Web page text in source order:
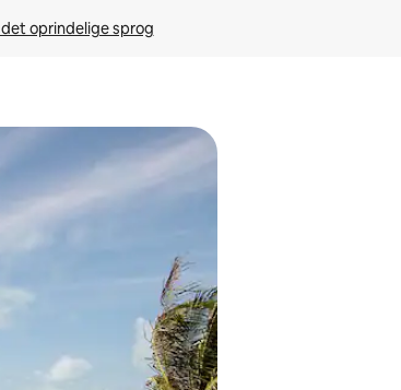
oprindelige sprog